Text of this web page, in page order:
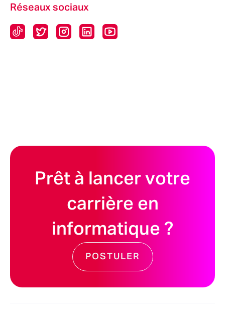
Réseaux sociaux
Prêt à lancer votre
carrière en
informatique ?
POSTULER